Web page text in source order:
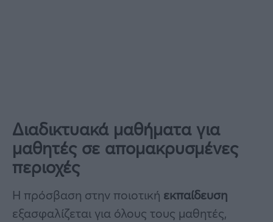
Διαδικτυακά μαθήματα για
μαθητές σε απομακρυσμένες
περιοχές
Η πρόσβαση στην ποιοτική εκπαίδευση
εξασφαλίζεται για όλους τους μαθητές,